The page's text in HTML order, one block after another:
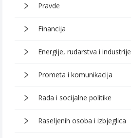
Pravde
Financija
Energije, rudarstva i industrije
Prometa i komunikacija
Rada i socijalne politike
Raseljenih osoba i izbjeglica